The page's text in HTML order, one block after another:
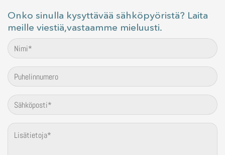
Onko sinulla kysyttävää sähköpyöristä? Laita
meille viestiä,vastaamme mieluusti.